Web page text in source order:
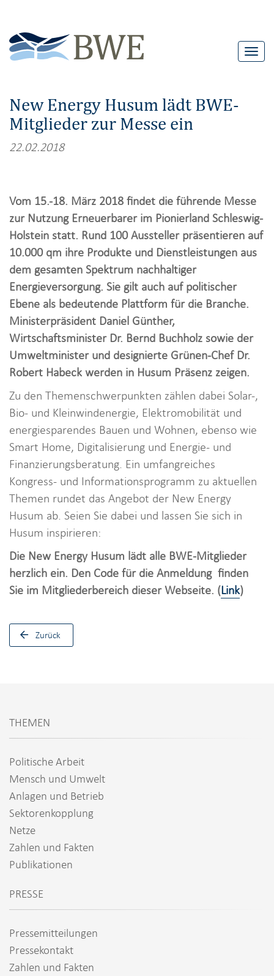
T
i
g
a
t
New Energy Husum lädt BWE-
Mitglieder zur Messe ein
22.02.2018
Vom 15.-18. März 2018 findet die führende Messe
zur Nutzung Erneuerbarer im Pionierland Schleswig-
Holstein statt. Rund 100 Aussteller präsentieren auf
10.000 qm ihre Produkte und Dienstleistungen aus
dem gesamten Spektrum nachhaltiger
Energieversorgung. Sie gilt auch auf politischer
Ebene als bedeutende Plattform für die Branche.
Ministerpräsident Daniel Günther,
Wirtschaftsminister Dr. Bernd Buchholz sowie der
Umweltminister und designierte Grünen-Chef Dr.
Robert Habeck werden in Husum Präsenz zeigen.
Zu den Themenschwerpunkten zählen dabei Solar-,
Bio- und Kleinwindenergie, Elektromobilität und
energiesparendes Bauen und Wohnen, ebenso wie
Smart Home, Digitalisierung und Energie- und
Finanzierungsberatung. Ein umfangreiches
Kongress- und Informationsprogramm zu aktuellen
Themen rundet das Angebot der New Energy
Husum ab. Seien Sie dabei und lassen Sie sich in
Husum inspirieren:
Die New Energy Husum lädt alle BWE-Mitglieder
herzlich ein. Den Code für die Anmeldung finden
Sie im Mitgliederbereich dieser Webseite. (Link)
Zurück
THEMEN
Politische Arbeit
Mensch und Umwelt
Anlagen und Betrieb
Sektorenkopplung
Netze
Zahlen und Fakten
Publikationen
PRESSE
Pressemitteilungen
Pressekontakt
Zahlen und Fakten